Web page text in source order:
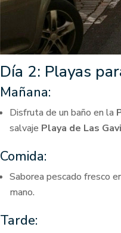
Día 2: Playas
Mañana:
Disfruta de un baño en la
salvaje Playa de Las
Comida:
Saborea pescado fresco
mano.
Tarde: